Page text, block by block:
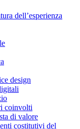
dell’esperienza
design
coinvolti
di valore
costitutivi del